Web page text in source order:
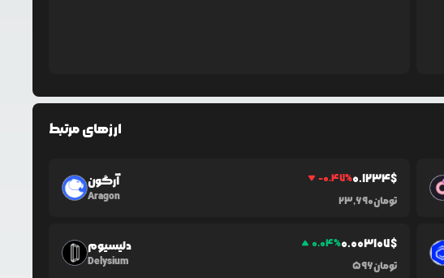
ارزهای مرتبط
آرگون
Aragon
-0.47%0.1234$
23,690تومان
دلیسیوم
Delysium
0.04%0.003107$
596تومان